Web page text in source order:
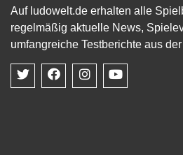
Auf ludowelt.de erhalten alle
regelmäßig aktuelle News,
umfangreiche Testberichte aus